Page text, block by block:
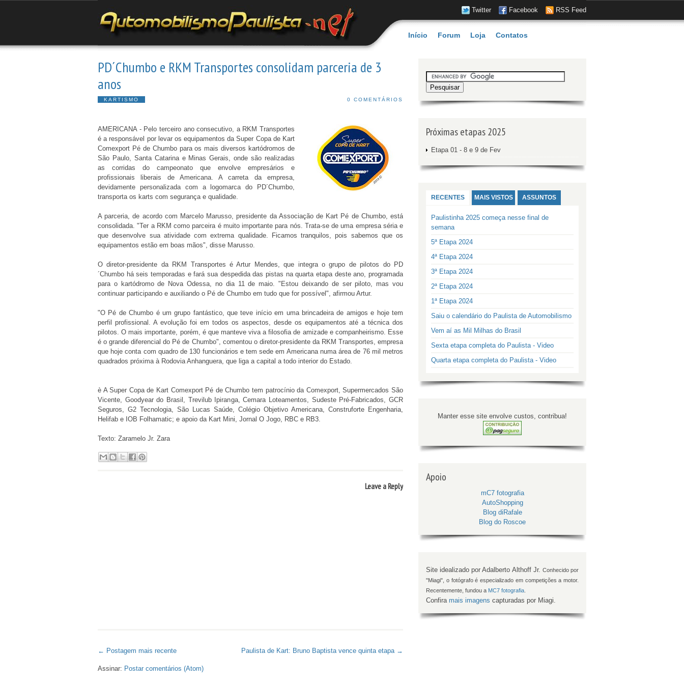
Twitter Facebook RSS Feed
Início Forum Loja Contatos
PD´Chumbo e RKM Transportes consolidam parceria de 3
anos
0 COMENTÁRIOS
KARTISMO
AMERICANA - Pelo terceiro ano consecutivo, a RKM Transportes
é a responsável por levar os equipamentos da Super Copa de Kart
Comexport Pé de Chumbo para os mais diversos kartódromos de
São Paulo, Santa Catarina e Minas Gerais, onde são realizadas
as corridas do campeonato que envolve empresários e
profissionais liberais de Americana. A carreta da empresa,
devidamente personalizada com a logomarca do PD´Chumbo,
transporta os karts com segurança e qualidade.
A parceria, de acordo com Marcelo Marusso, presidente da Associação de Kart Pé de Chumbo, está
consolidada. "Ter a RKM como parceira é muito importante para nós. Trata-se de uma empresa séria e
que desenvolve sua atividade com extrema qualidade. Ficamos tranquilos, pois sabemos que os
equipamentos estão em boas mãos", disse Marusso.
O diretor-presidente da RKM Transportes é Artur Mendes, que integra o grupo de pilotos do PD
´Chumbo há seis temporadas e fará sua despedida das pistas na quarta etapa deste ano, programada
para o kartódromo de Nova Odessa, no dia 11 de maio. "Estou deixando de ser piloto, mas vou
continuar participando e auxiliando o Pé de Chumbo em tudo que for possível", afirmou Artur.
"O Pé de Chumbo é um grupo fantástico, que teve início em uma brincadeira de amigos e hoje tem
perfil profissional. A evolução foi em todos os aspectos, desde os equipamentos até a técnica dos
pilotos. O mais importante, porém, é que manteve viva a filosofia de amizade e companheirismo. Esse
é o grande diferencial do Pé de Chumbo", comentou o diretor-presidente da RKM Transportes, empresa
que hoje conta com quadro de 130 funcionários e tem sede em Americana numa área de 76 mil metros
quadrados próxima à Rodovia Anhanguera, que liga a capital a todo interior do Estado.
è A Super Copa de Kart Comexport Pé de Chumbo tem patrocínio da Comexport, Supermercados São
Vicente, Goodyear do Brasil, Trevilub Ipiranga, Cemara Loteamentos, Sudeste Pré-Fabricados, GCR
Seguros, G2 Tecnologia, São Lucas Saúde, Colégio Objetivo Americana, Construforte Engenharia,
Helifab e IOB Folhamatic; e apoio da Kart Mini, Jornal O Jogo, RBC e RB3.
Texto: Zaramelo Jr. Zara
Leave a Reply
← Postagem mais recente Paulista de Kart: Bruno Baptista vence quinta etapa →
Assinar: Postar comentários (Atom)
Próximas etapas 2025
Etapa 01 - 8 e 9 de Fev
RECENTES MAIS VISTOS ASSUNTOS
Paulistinha 2025 começa nesse final de
semana
5ª Etapa 2024
4ª Etapa 2024
3ª Etapa 2024
2ª Etapa 2024
1ª Etapa 2024
Saiu o calendário do Paulista de Automobilismo
Vem aí as Mil Milhas do Brasil
Sexta etapa completa do Paulista - Video
Quarta etapa completa do Paulista - Video
Manter esse site envolve custos, contribua!
Apoio
mC7 fotografia
AutoShopping
Blog diRafale
Blog do Roscoe
Site idealizado por Adalberto Althoff Jr. Conhecido por
"Miagi", o fotógrafo é especializado em competições a motor.
Recentemente, fundou a MC7 fotografia
Confira mais imagens capturadas por Miagi.